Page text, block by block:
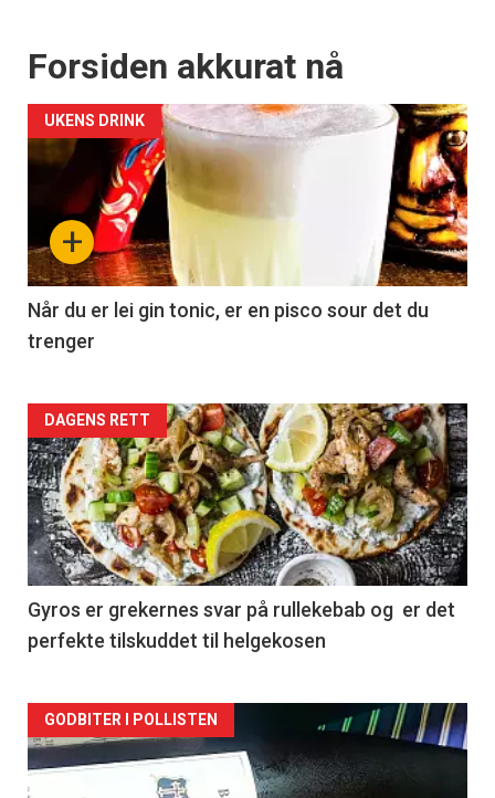
Forsiden akkurat nå
+
UKENS DRINK
Når du er lei gin tonic, er en pisco sour det du
trenger
Forsiden
akkurat
nå
-
2
DAGENS RETT
Gyros er grekernes svar på rullekebab og er det
perfekte tilskuddet til helgekosen
Forsiden
akkurat
GODBITER I POLLISTEN